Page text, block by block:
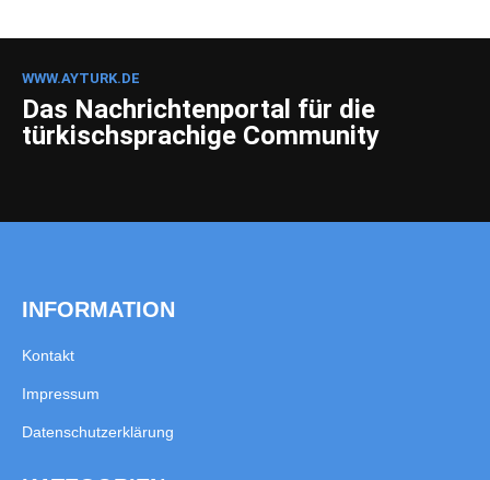
INFORMATION
Kontakt
Impressum
Datenschutzerklärung
WWW.AYTURK.DE
Das Nachrichtenportal für die
türkischsprachige Community